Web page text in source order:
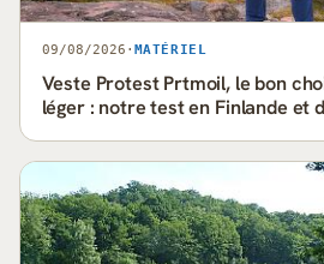
09/08/2026 · MATÉRIEL
Veste Protest Prtmoil, le bon
léger : notre test en Finlande et